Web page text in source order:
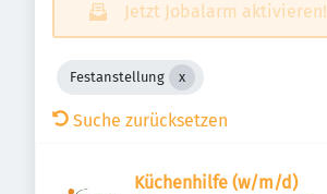
Jetzt Jobalarm aktivieren!
Festanstellung
Suche zurücksetzen
Küchenhilfe (w/m/d)